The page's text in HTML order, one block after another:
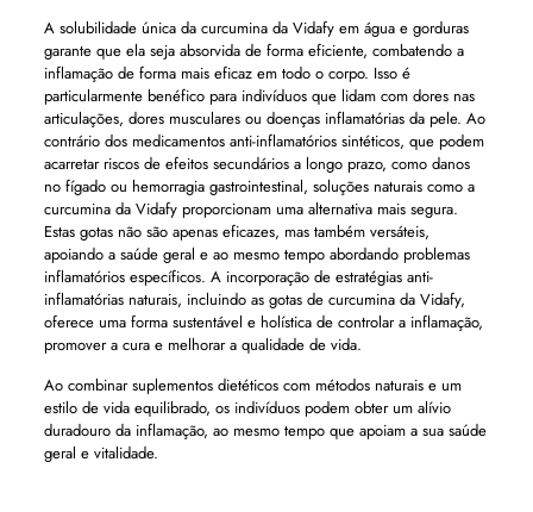
A solubilidade única da curcumina da Vidafy em água e gorduras
garante que ela seja absorvida de forma eficiente, combatendo a
inflamação de forma mais eficaz em todo o corpo. Isso é
particularmente benéfico para indivíduos que lidam com dores nas
articulações, dores musculares ou doenças inflamatórias da pele. Ao
contrário dos medicamentos anti-inflamatórios sintéticos, que podem
acarretar riscos de efeitos secundários a longo prazo, como danos
no fígado ou hemorragia gastrointestinal, soluções naturais como a
curcumina da Vidafy proporcionam uma alternativa mais segura.
Estas gotas não são apenas eficazes, mas também versáteis,
apoiando a saúde geral e ao mesmo tempo abordando problemas
inflamatórios específicos. A incorporação de estratégias anti-
inflamatórias naturais, incluindo as gotas de curcumina da Vidafy,
oferece uma forma sustentável e holística de controlar a inflamação,
promover a cura e melhorar a qualidade de vida.
Ao combinar suplementos dietéticos com métodos naturais e um
estilo de vida equilibrado, os indivíduos podem obter um alívio
duradouro da inflamação, ao mesmo tempo que apoiam a sua saúde
geral e vitalidade.